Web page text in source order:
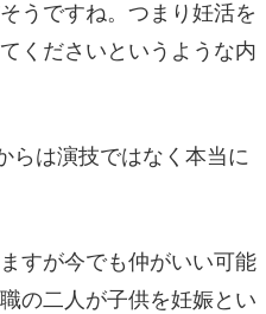
うですね。つまり妊活を
くださいというような内
らは演技ではなく本当に
すが今でも仲がいい可能
の二人が子供を妊娠とい